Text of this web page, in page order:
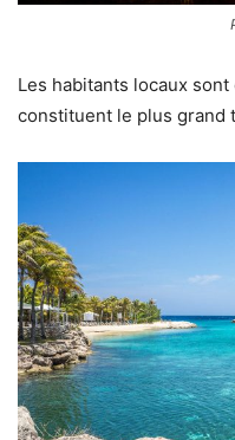
Les habitants locaux
constituent le plus grand